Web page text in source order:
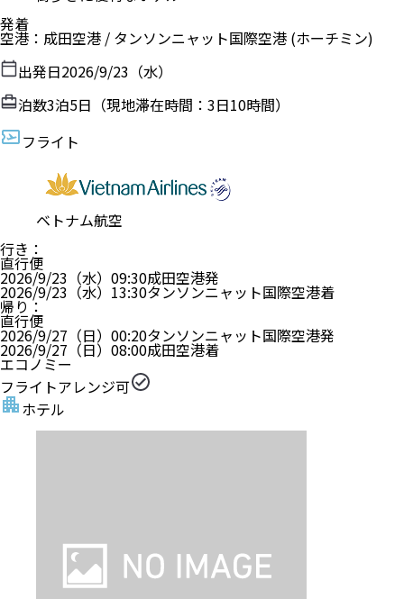
発着
空港 ： 成田空港 / タンソンニャット国際空港 (ホーチミン)
出発日2026/9/23（水）
泊数3泊5日（現地滞在時間： 3日10時間）
フライト
ベトナム航空
行き ：
直行便
2026/9/23（水） 09:30成田空港発
2026/9/23（水） 13:30タンソンニャット国際空港着
帰り ：
直行便
2026/9/27（日） 00:20タンソンニャット国際空港発
2026/9/27（日） 08:00成田空港着
エコノミー
フライトアレンジ可
ホテル